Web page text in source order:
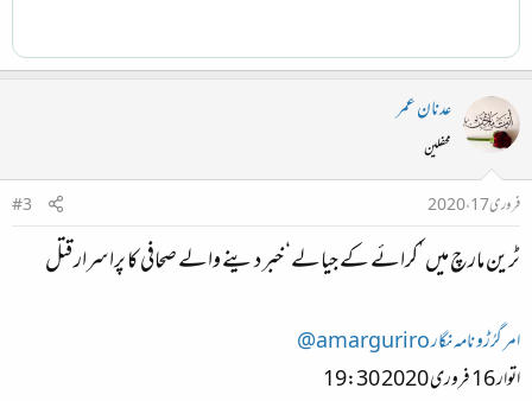
عدنان عمر
محفلین
فروری 17، 2020
#3
ٹرین مارچ میں ’کرائے کے جیالے‘ خبر دینے والے صحافی کا پراسرار قتل
امر گرُڑو نامہ نگارamarguriro@
اتوار 16 فروری 2020 19:30